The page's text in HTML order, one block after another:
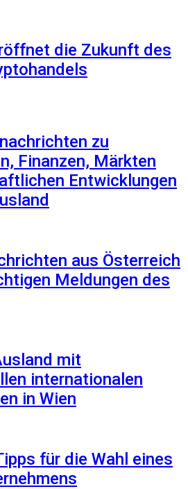
die Zukunft des
zu
Finanzen, Märkten
Entwicklungen
aus Österreich
Meldungen des
mit
internationalen
in Wien
für die Wahl eines